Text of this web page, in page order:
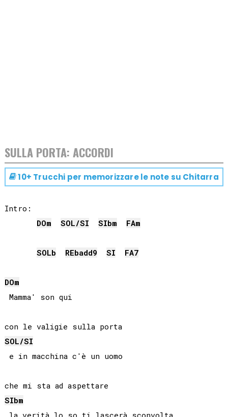
SULLA PORTA: ACCORDI
10+ Trucchi per memorizzare le note su Chitarra
Intro:
DOm SOL/SI SIbm FAm
SOLb REbadd9 SI FA7
DOm
Mamma' son qui
con le valigie sulla porta
SOL/SI
e in macchina c'è un uomo
SIbm